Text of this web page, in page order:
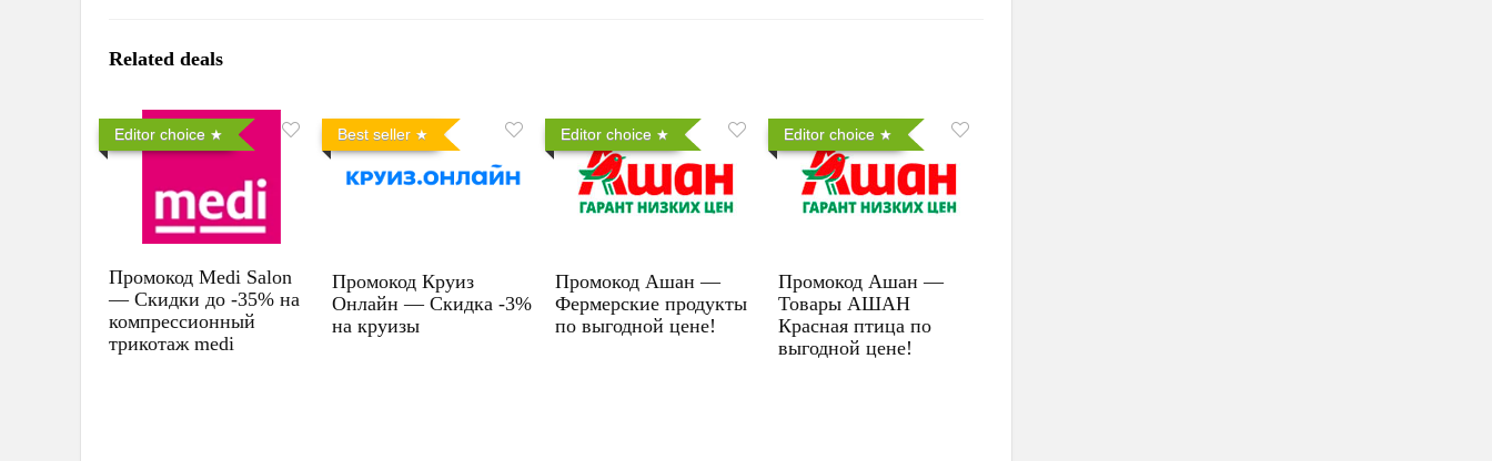
Related deals
Editor choice
Промокод Medi Salon
— Скидки до -35% на
компрессионный
трикотаж medi
Best seller
Промокод Круиз
Онлайн — Скидка -3%
на круизы
Editor choice
Промокод Ашан —
Фермерские продукты
по выгодной цене!
Editor choice
Промокод Ашан —
Товары АШАН
Красная птица по
выгодной цене!